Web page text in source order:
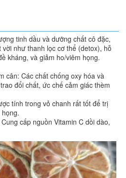
tinh dầu và dưỡng chất cô đặc,
như thanh lọc cơ thể (detox), hỗ
kháng, và giảm ho/viêm họng.
cân: Các chất chống oxy hóa và
đổi chất, ức chế cảm giác thèm
tính trong vỏ chanh rất tốt để trị
cấp nguồn Vitamin C dồi dào,